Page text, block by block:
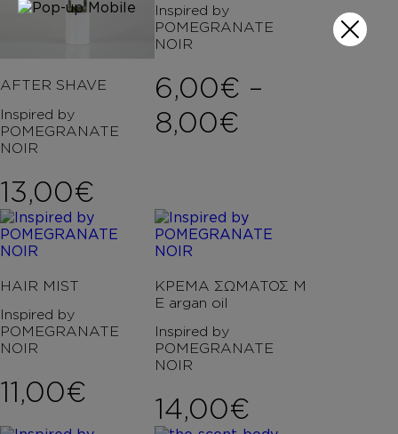
AFTER SHAVE
Inspired by
POMEGRANATE
NOIR
13,00€
Inspired by
POMEGRANATE
NOIR
6,00€ –
8,00€
HAIR MIST
Inspired by
POMEGRANATE
NOIR
11,00€
ΚΡΕΜΑ ΣΩΜΑΤΟΣ Μ
Ε argan oil
Inspired by
POMEGRANATE
NOIR
14,00€